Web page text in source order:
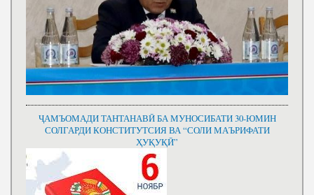
ҶАМЪОМАДИ ТАНТАНАВӢ БА МУНОСИБАТИ 30-ЮМИН
СОЛГАРДИ КОНСТИТУТСИЯ ВА “СОЛИ МАЪРИФАТИ
ҲУҚУҚӢ”